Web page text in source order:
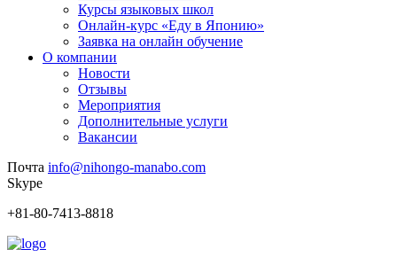
Курсы языковых школ
Онлайн-курс «Еду в Японию»
Заявка на онлайн обучение
О компании
Новости
Отзывы
Мероприятия
Дополнительные услуги
Вакансии
Почта info@nihongo-manabo.com
Skype
+81-80-7413-8818